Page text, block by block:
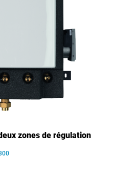
zones de régulation